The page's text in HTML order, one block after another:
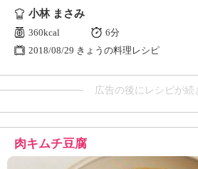
小林 まさみ
360kcal
6分
2018/08/29 きょうの料理レシピ
広告の後にレシピが続
肉キムチ豆腐